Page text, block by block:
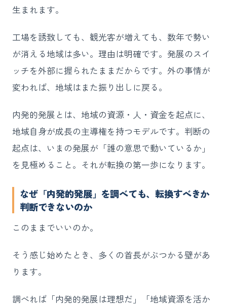
生まれます。
工場を誘致しても、観光客が増えても、数年で勢い
が消える地域は多い。理由は明確です。発展のスイ
ッチを外部に握られたままだからです。外の事情が
変われば、地域はまた振り出しに戻る。
内発的発展とは、地域の資源・人・資金を起点に、
地域自身が成長の主導権を持つモデルです。判断の
起点は、いまの発展が「誰の意思で動いているか」
を見極めること。それが転換の第一歩になります。
なぜ「内発的発展」を調べても、転換すべきか
判断できないのか
このままでいいのか。
そう感じ始めたとき、多くの首長がぶつかる壁があ
ります。
調べれば「内発的発展は理想だ」「地域資源を活か